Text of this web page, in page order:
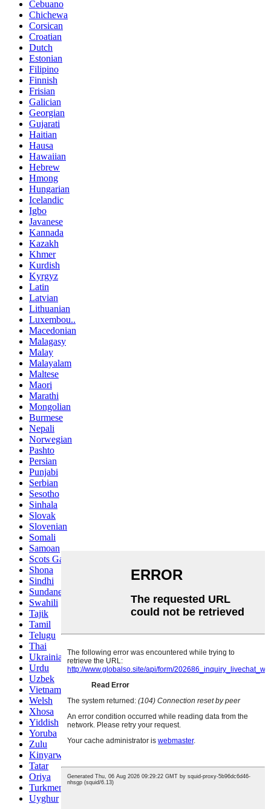
Cebuano
Chichewa
Corsican
Croatian
Dutch
Estonian
Filipino
Finnish
Frisian
Galician
Georgian
Gujarati
Haitian
Hausa
Hawaiian
Hebrew
Hmong
Hungarian
Icelandic
Igbo
Javanese
Kannada
Kazakh
Khmer
Kurdish
Kyrgyz
Latin
Latvian
Lithuanian
Luxembou..
Macedonian
Malagasy
Malay
Malayalam
Maltese
Maori
Marathi
Mongolian
Burmese
Nepali
Norwegian
Pashto
Persian
Punjabi
Serbian
Sesotho
Sinhala
Slovak
Slovenian
Somali
Samoan
Scots Gaelic
Shona
Sindhi
Sundanese
Swahili
Tajik
Tamil
Telugu
Thai
Ukrainian
Urdu
Uzbek
Vietnamese
Welsh
Xhosa
Yiddish
Yoruba
Zulu
Kinyarwanda
Tatar
Oriya
Turkmen
Uyghur